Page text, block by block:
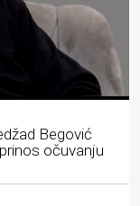
Begović
očuvanju